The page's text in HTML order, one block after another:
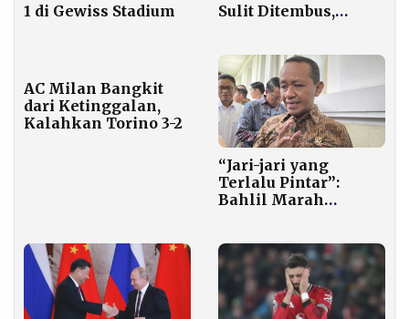
1 di Gewiss Stadium
Sulit Ditembus,
untuk Derby London
AC Milan Bangkit
dari Ketinggalan,
Kalahkan Torino 3-2
“Jari-jari yang
Terlalu Pintar”:
Bahlil Marah
Stok PLTU Masih
Aman